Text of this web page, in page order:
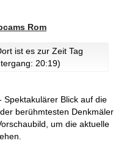
Rom
ist es zur Zeit Tag
20:19)
Spektakulärer Blick auf die
berühmtesten Denkmäler
um die aktuelle